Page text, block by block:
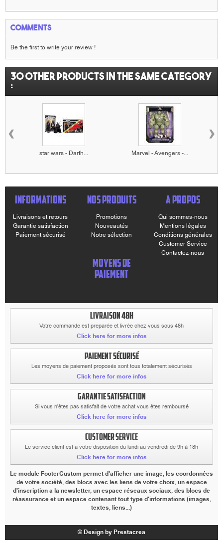
Comments
Be the first to write your review !
30 other products in the same category
:
star wars - Darth... Marvel - Avengers -...
‹ ›
INFORMATIONS
Livraisons et retours
Garantie satisfaction
Paiement sécurisé
NOS PRODUITS
Promotions
Nouveautés
Notre sélection
A PROPOS
Qui sommes-nous
Mentions légales
Conditions générales
Customer Service
Contactez-nous
MOYENS DE
PAIEMENT
LIVRAISON 48H
Votre commande est preparée et livrée chez vous sous 48h
Click here for more infos
PAIEMENT SÉCURISÉ
Les moyens de paiement proposés sont tous totalement sécurisés
Click here for more infos
GARANTIE SATISFACTION
Si vous n'êtes pas satisfait de votre achat vous êtes remboursé
Click here for more infos
CUSTOMER SERVICE
Le service client est a votre disposition du lundi au vendredi de 9h à 18h
Click here for more infos
Le module FooterCustom permet d'afficher une image, les coordonnées
de votre société, des blocs avec les liens de votre choix, un espace
d'inscription a la newsletter, un espace réseaux sociaux, des blocs de
réassurance et un espace contenant tout type d'informations (images,
textes, liens...)
© Design by Prestacrea